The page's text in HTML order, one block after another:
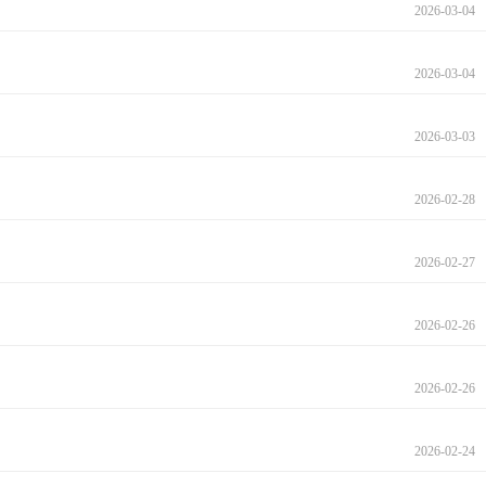
2026-03-04
2026-03-04
2026-03-03
2026-02-28
2026-02-27
2026-02-26
2026-02-26
2026-02-24